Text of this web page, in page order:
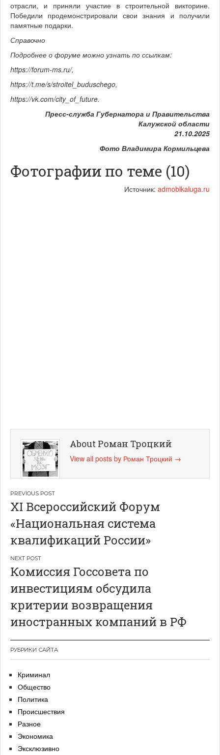
отрасли, и приняли участие в строительной викторине.
Победили продемонстрировали свои знания и получили
памятные подарки.
Справочно
Подробнее о форуме можно узнать по ссылкам:
https://forum-ms.ru/,
https://t.me/s/stroitel_buduschego,
https://vk.com/city_of_future.
Пресс-служба Губернатора и Правительства
Калужской области
21.10.2025
Фото Владимира Кормильцева
Фотографии по теме (10)
Источник: admoblkaluga.ru
About Роман Троцкий
View all posts by Роман Троцкий →
Навигация
по
записям
XI Всероссийский Форум
«Национальная система
квалификаций России»
Комиссия Госсовета по
инвестициям обсудила
критерии возвращения
иностранных компаний в РФ
РУБРИКИ САЙТА
Криминал
Общество
Политика
Происшествия
Разное
Экономика
Эксклюзивно